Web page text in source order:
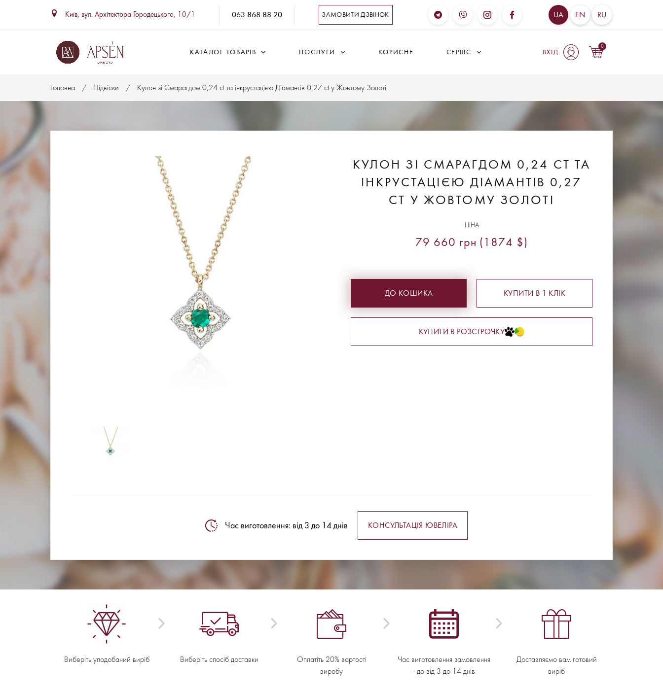
Київ, вул. Архітектора Городецького, 10/1 063 868 88 20 ЗАМОВИТИ ДЗВІНОК UA EN RU
КАТАЛОГ ТОВАРІВ ПОСЛУГИ КОРИСНЕ СЕРВІС ВХІД
0
Головна Підвіски Кулон зі Смарагдом 0,24 ct та інкрустацією Діамантів 0,27 ct у Жовтому Золоті
КУЛОН ЗІ СМАРАГДОМ 0,24 CT ТА
ІНКРУСТАЦІЄЮ ДІАМАНТІВ 0,27
CT У ЖОВТОМУ ЗОЛОТІ
ЦІНА
79 660 грн (1874 $)
ДО КОШИКА
КУПИТИ В РОЗСТРОЧКУ
КУПИТИ В 1 КЛІК
Час виготовлення: від 3 до 14 днів КОНСУЛЬТАЦІЯ ЮВЕЛІРА
Виберіть уподобаний виріб Виберіть спосіб доставки
Оплатіть 20% вартості
виробу
Час виготовлення замовлення
- до від 3 до 14 днів
Доставляємо вам готовий
виріб